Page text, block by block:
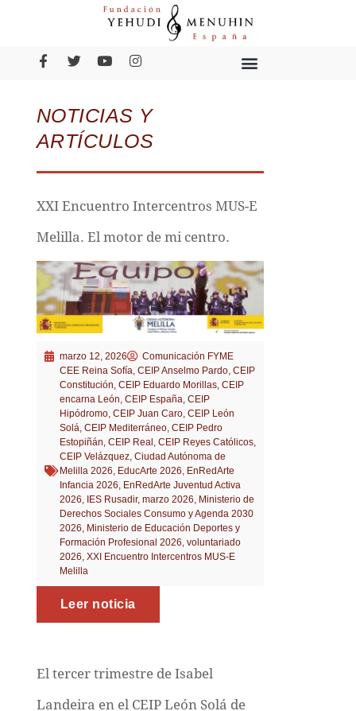
NOTICIAS Y
ARTÍCULOS
XXI Encuentro Intercentros MUS-E
Melilla. El motor de mi centro.
marzo 12, 2026
Comunicación FYME
CEE Reina Sofía, CEIP Anselmo Pardo, CEIP
Constitución, CEIP Eduardo Morillas, CEIP
encarna León, CEIP España, CEIP
Hipódromo, CEIP Juan Caro, CEIP León
Solá, CEIP Mediterráneo, CEIP Pedro
Estopiñán, CEIP Real , CEIP Reyes Católicos,
CEIP Velázquez, Ciudad Autónoma de
Melilla 2026, EducArte 2026, EnRedArte
Infancia 2026, EnRedArte Juventud Activa
2026, IES Rusadir, marzo 2026, Ministerio de
Derechos Sociales Consumo y Agenda 2030
2026, Ministerio de Educación Deportes y
Formación Profesional 2026, voluntariado
2026, XXI Encuentro Intercentros MUS-E
Melilla
Leer noticia
El tercer trimestre de Isabel
Landeira en el CEIP León Solá de